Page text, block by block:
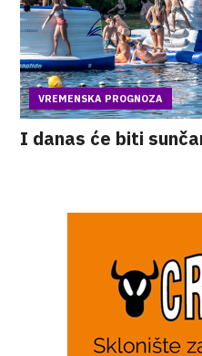
VREMENSKA PROGNOZA
I danas će biti